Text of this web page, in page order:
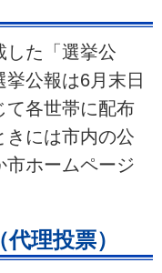
した「選挙公
公報は6月末日
て各世帯に配布
きには市内の公
市ホームページ
理投票）